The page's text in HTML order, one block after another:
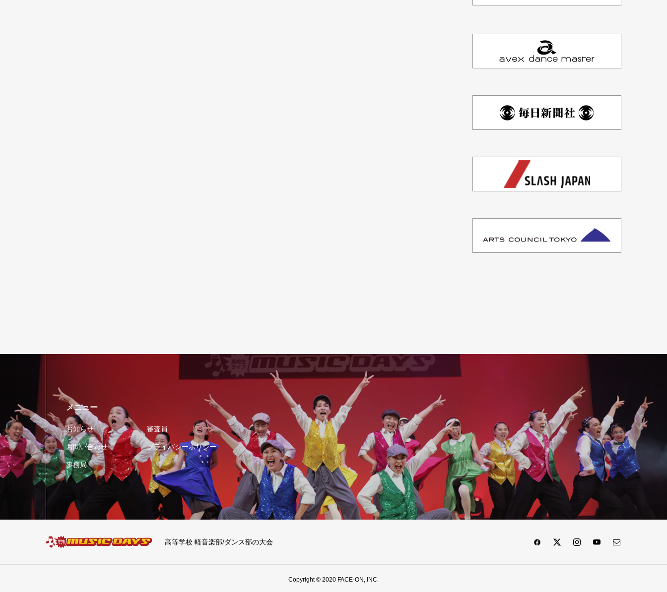
メニュー
お知らせ 審査員
お問い合わせ プライバシーポリシー
事務局
高等学校 軽音楽部/ダンス部の大会
Copyright © 2020 FACE-ON, INC.